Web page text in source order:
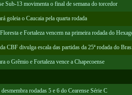
Sub-13 movimenta o final de semana do torcedor
goleia o Caucaia pela quarta rodada
e Fortaleza vencem na primeira rodada do
CBF divulga escala das partidas da 25ª rodada do
o Grêmio e Fortaleza vence a Chapecoense
rodadas 5 e 6 do Cearense Série C